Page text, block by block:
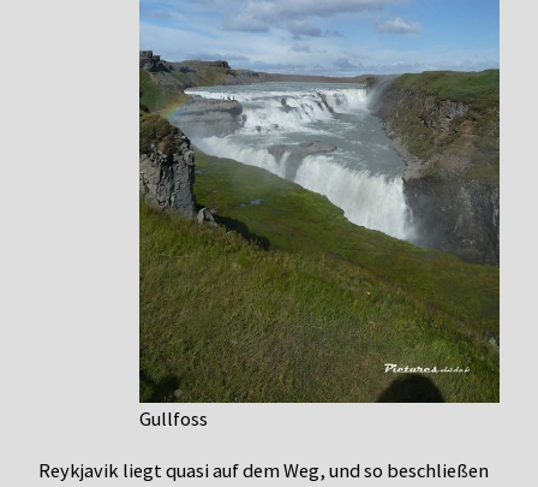
Gullfoss
Reykjavik liegt quasi auf dem Weg, und so beschließen